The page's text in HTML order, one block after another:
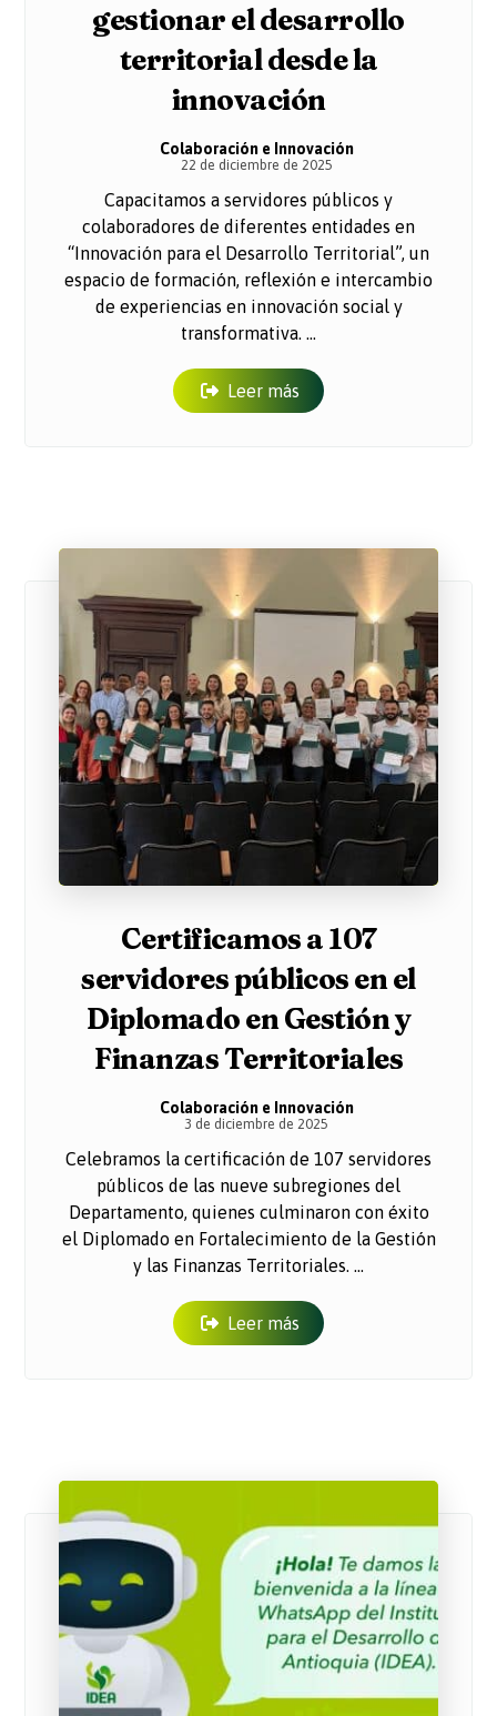
gestionar el desarrollo
territorial desde la
innovación
Colaboración e Innovación
22 de diciembre de 2025
Capacitamos a servidores públicos y
colaboradores de diferentes entidades en
“Innovación para el Desarrollo Territorial”, un
espacio de formación, reflexión e intercambio
de experiencias en innovación social y
transformativa. ...
Leer más
Certificamos a 107
servidores públicos en el
Diplomado en Gestión y
Finanzas Territoriales
Colaboración e Innovación
3 de diciembre de 2025
Celebramos la certificación de 107 servidores
públicos de las nueve subregiones del
Departamento, quienes culminaron con éxito
el Diplomado en Fortalecimiento de la Gestión
y las Finanzas Territoriales. ...
Leer más